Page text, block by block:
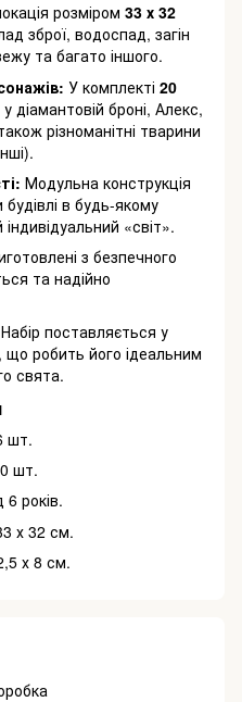
розміром 33 х 32
зброї, водоспад, загін
та багато іншого.
У комплекті 20
діамантовій броні, Алекс,
різноманітні тварини
Модульна конструкція
в будь-якому
«світ».
з безпечного
та надійно
Набір поставляється у
що робить його ідеальним
свята.
шт.
шт.
6 років.
х 32 см.
х 8 см.